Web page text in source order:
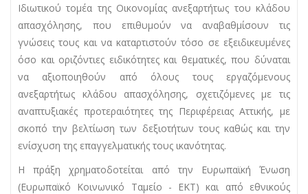
Ιδιωτικού τομέα της Οικονομίας ανεξαρτήτως του κλάδου
απασχόλησης, που επιθυμούν να αναβαθμίσουν τις
γνώσεις τους και να καταρτιστούν τόσο σε εξειδικευμένες
όσο και οριζόντιες ειδικότητες και θεματικές, που δύναται
να αξιοποιηθούν από όλους τους εργαζόμενους
ανεξαρτήτως κλάδου απασχόλησης, σχετιζόμενες με τις
αναπτυξιακές προτεραιότητες της Περιφέρειας Αττικής, με
σκοπό την βελτίωση των δεξιοτήτων τους καθώς και την
ενίσχυση της επαγγελματικής τους ικανότητας.
Η πράξη χρηματοδοτείται από την Ευρωπαϊκή Ένωση
(Ευρωπαϊκό Κοινωνικό Ταμείο - EKT) και από εθνικούς